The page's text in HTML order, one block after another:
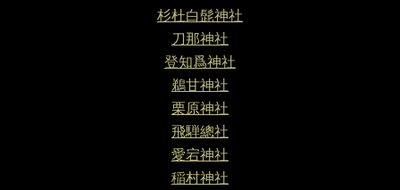
杉杜白髭神社
刀那神社
登知爲神社
鵜甘神社
栗原神社
飛騨總社
愛宕神社
稲村神社